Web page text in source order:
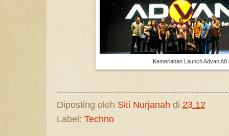
Kemeriahan Launch Advan
Diposting oleh Siti Nurjanah di 23.12
Label: Techno